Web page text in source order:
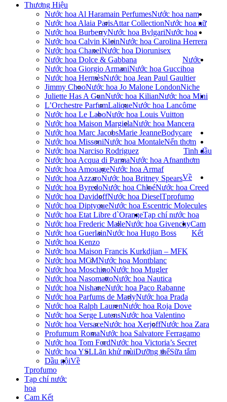
Thương Hiệu
Nước hoa Al Haramain Perfumes
Nước hoa Alaia ParisAttar Collection
Nước hoa BurberryNước hoa Bvlgari
Nước hoa Calvin KleinNước hoa Carolina Herrera
Nước hoa ChanelNước hoa Dior
Nước hoa Dolce & Gabbana
Nước hoa Giorgio ArmaniNước hoa Gucci
Nước hoa HermèsNước hoa Jean Paul Gaultier
Jimmy ChooNước hoa Jo Malone London
Juliette Has A GunNước hoa Kilian
L’Orchestre ParfumLaliqueNước hoa Lancôme
Nước hoa Le LaboNước hoa Louis Vuitton
Nước hoa Maison MargielaNước hoa Mancera
Nước hoa Marc JacobsMarie Jeanne
Nước hoa MissoniNước hoa Montale
Nước hoa Narciso Rodriguez
Nước hoa Acqua di ParmaNước hoa Afnan
Nước hoa AmouageNước hoa Armaf
Nước hoa AzzaroNước hoa Britney Spears
Nước hoa ByredoNước hoa ChloéNước hoa Creed
Nước hoa DavidoffNước hoa Diesel
Nước hoa DiptyqueNước hoa Escentric Molecules
Nước hoa Etat Libre d`Orange
Nước hoa Frederic MalleNước hoa Givenchy
Nước hoa GuerlainNước hoa Hugo Boss
Nước hoa Kenzo
Nước hoa Maison Francis Kurkdjian – MFK
Nước hoa MCMNước hoa Montblanc
Nước hoa MoschinoNước hoa Mugler
Nước hoa NasomattoNước hoa Nautica
Nước hoa NishaneNước hoa Paco Rabanne
Nước hoa Parfums de MarlyNước hoa Prada
Nước hoa Ralph LaurenNước hoa Roja Dove
Nước hoa Serge LutensNước hoa Valentino
Nước hoa VersaceNước hoa XerjoffNước hoa Zara
Profumum RomaNước hoa Salvatore Ferragamo
Nước hoa Tom FordNước hoa Victoria’s Secret
Nước hoa YSL
Nước hoa nam
Nước hoa nữ
Nước hoa
unisex
Nước
hoa
Niche
Nước hoa Mini
Bodycare
Lăn khử mùiDưỡng thểSữa tắm
Dầu gội
Nến thơm
Tinh dầu
thơm
Về
Tprofumo
Tạp chí nước hoa
Cam
Kết
Về
Tprofumo
Tạp chí nước
hoa
Cam Kết